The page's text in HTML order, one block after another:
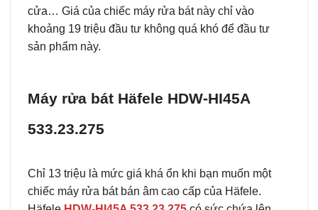
cửa… Giá của chiếc máy rửa bát này chỉ vào
khoảng 19 triệu đầu tư không quá khó để đầu tư
sản phẩm này.
Máy rửa bát Häfele HDW-HI45A
533.23.275
Chỉ 13 triệu là mức giá khá ổn khi bạn muốn một
chiếc máy rửa bát bán âm cao cấp của Häfele.